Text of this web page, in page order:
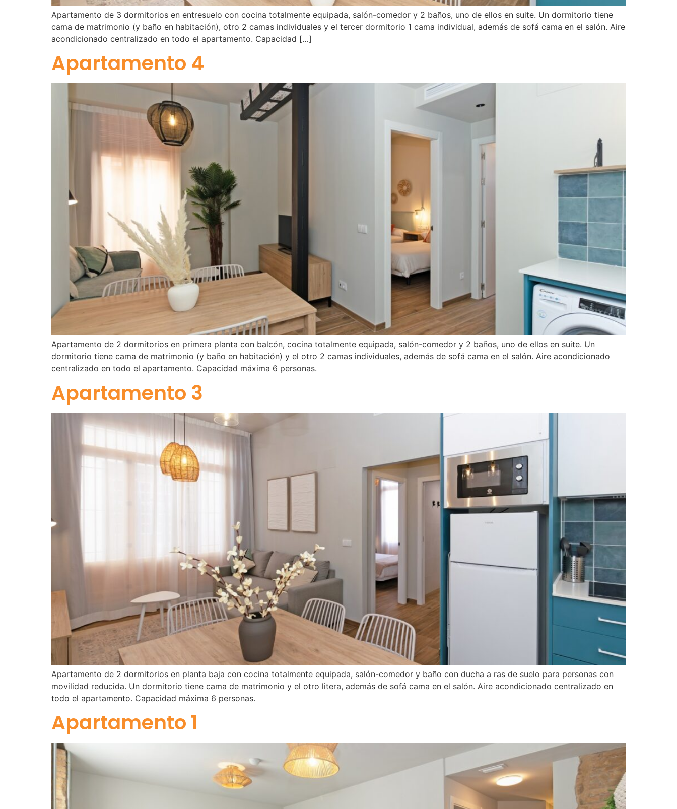
Apartamento de 3 dormitorios en entresuelo con cocina totalmente equipada, salón-comedor y 2 baños, uno de ellos en suite. Un dormitorio tiene
cama de matrimonio (y baño en habitación), otro 2 camas individuales y el tercer dormitorio 1 cama individual, además de sofá cama en el salón. Aire
acondicionado centralizado en todo el apartamento. Capacidad […]
Apartamento 4
Apartamento de 2 dormitorios en primera planta con balcón, cocina totalmente equipada, salón-comedor y 2 baños, uno de ellos en suite. Un
dormitorio tiene cama de matrimonio (y baño en habitación) y el otro 2 camas individuales, además de sofá cama en el salón. Aire acondicionado
centralizado en todo el apartamento. Capacidad máxima 6 personas.
Apartamento 3
Apartamento de 2 dormitorios en planta baja con cocina totalmente equipada, salón-comedor y baño con ducha a ras de suelo para personas con
movilidad reducida. Un dormitorio tiene cama de matrimonio y el otro litera, además de sofá cama en el salón. Aire acondicionado centralizado en
todo el apartamento. Capacidad máxima 6 personas.
Apartamento 1